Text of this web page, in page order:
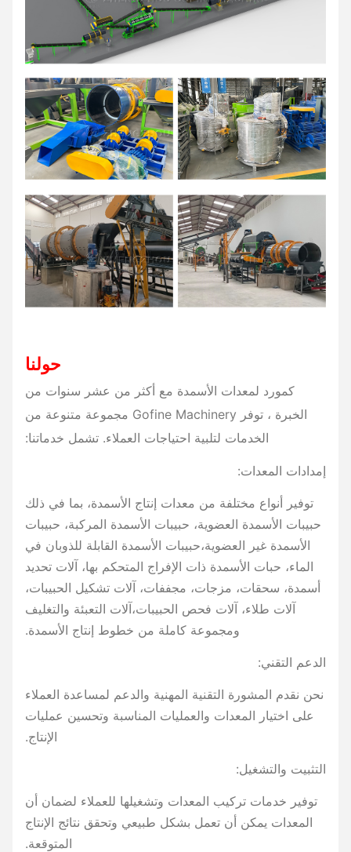
حولنا
كمورد لمعدات الأسمدة مع أكثر من عشر سنوات من
الخبرة ، توفر Gofine Machinery مجموعة متنوعة من
الخدمات لتلبية احتياجات العملاء. تشمل خدماتنا:
إمدادات المعدات:
توفير أنواع مختلفة من معدات إنتاج الأسمدة، بما في ذلك
حبيبات الأسمدة العضوية، حبيبات الأسمدة المركبة، حبيبات
الأسمدة غير العضوية،حبيبات الأسمدة القابلة للذوبان في
الماء، حبات الأسمدة ذات الإفراج المتحكم بها، آلات تحديد
أسمدة، سحقات، مزجات، مجففات، آلات تشكيل الحبيبات،
آلات طلاء، آلات فحص الحبيبات،آلات التعبئة والتغليف
ومجموعة كاملة من خطوط إنتاج الأسمدة.
الدعم التقني:
نحن نقدم المشورة التقنية المهنية والدعم لمساعدة العملاء
على اختيار المعدات والعمليات المناسبة وتحسين عمليات
الإنتاج.
التثبيت والتشغيل:
توفير خدمات تركيب المعدات وتشغيلها للعملاء لضمان أن
المعدات يمكن أن تعمل بشكل طبيعي وتحقق نتائج الإنتاج
المتوقعة.